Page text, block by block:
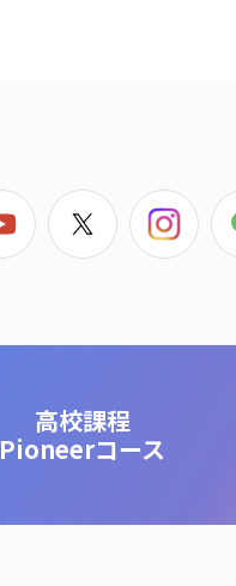
高校課程
Pioneerコース